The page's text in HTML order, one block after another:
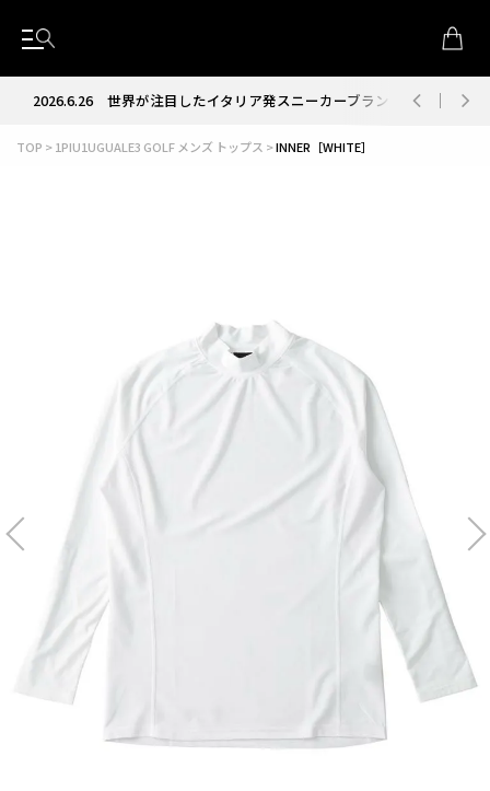
2026.6.26世界が注目したイタリア発スニーカーブランド RUN OF
TOP 1PIU1UGUALE3 GOLF メンズ トップス INNER［WHITE］